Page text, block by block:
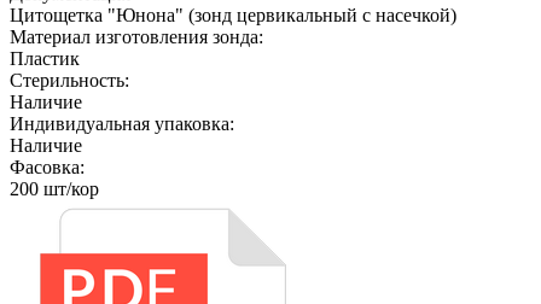
Цитощетка "Юнона" (зонд цервикальный с насечкой)
Материал изготовления зонда:
Пластик
Стерильность:
Наличие
Индивидуальная упаковка:
Наличие
Фасовка:
200 шт/кор